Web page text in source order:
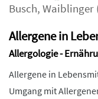
Busch, Waiblinger
Allergene in
Allergologie -
Allergene in
Umgang mit